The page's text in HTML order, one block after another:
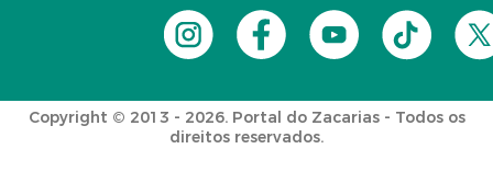
Copyright © 2013 - 2026. Portal do Zacarias - Todos os
direitos reservados.